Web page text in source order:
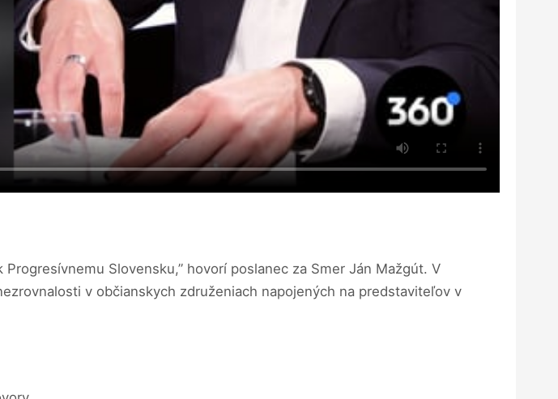
Slovensku,” hovorí poslanec za Smer Ján Mažgút. V
v občianskych združeniach napojených na predstaviteľov v